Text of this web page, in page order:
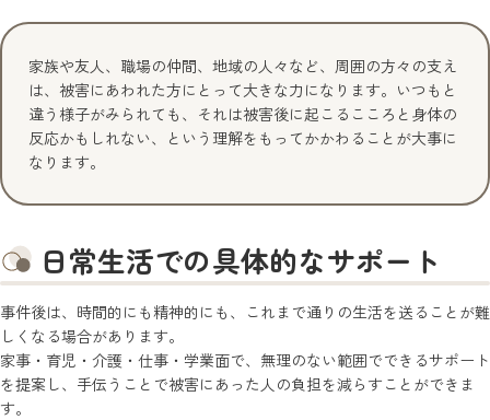
家族や友人、職場の仲間、地域の人々など、周囲の方々の支え
は、被害にあわれた方にとって大きな力になります。いつもと
違う様子がみられても、それは被害後に起こるこころと身体の
反応かもしれない、という理解をもってかかわることが大事に
なります。
日常生活での具体的なサポート
事件後は、時間的にも精神的にも、これまで通りの生活を送ることが難
しくなる場合があります。
家事・育児・介護・仕事・学業面で、無理のない範囲でできるサポート
を提案し、手伝うことで被害にあった人の負担を減らすことができま
す。